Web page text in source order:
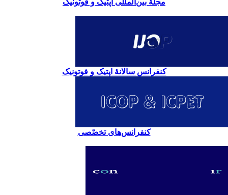
مجلۀ بین‌المللی اپتیک و فوتونیک
کنفرانس سالانۀ اپتیک و فوتونیک
کنفرانس‌های تخصّصی